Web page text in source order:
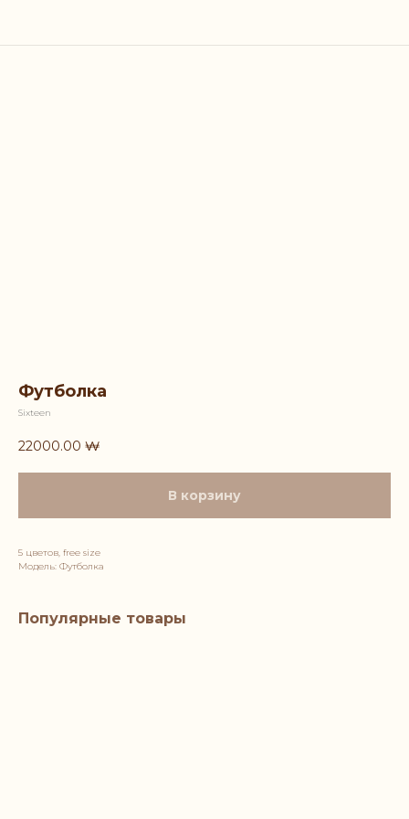
Футболка
Sixteen
22000.00 ₩
В корзину
5 цветов, free size
Модель: Футболка
Популярные товары